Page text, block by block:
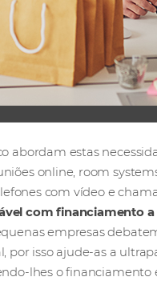
abordam estas
online, room
com vídeo e
com financiamento a
empresas
por isso ajude-as a
lhes o financiamento